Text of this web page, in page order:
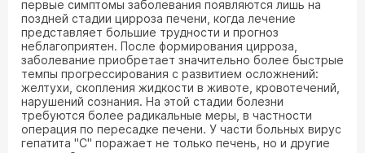
первые симптомы заболевания появляются лишь на
поздней стадии цирроза печени, когда лечение
представляет большие трудности и прогноз
неблагоприятен. После формирования цирроза,
заболевание приобретает значительно более быстрые
темпы прогрессирования с развитием осложнений:
желтухи, скопления жидкости в животе, кровотечений,
нарушений сознания. На этой стадии болезни
требуются более радикальные меры, в частности
операция по пересадке печени. У части больных вирус
гепатита "С" поражает не только печень, но и другие